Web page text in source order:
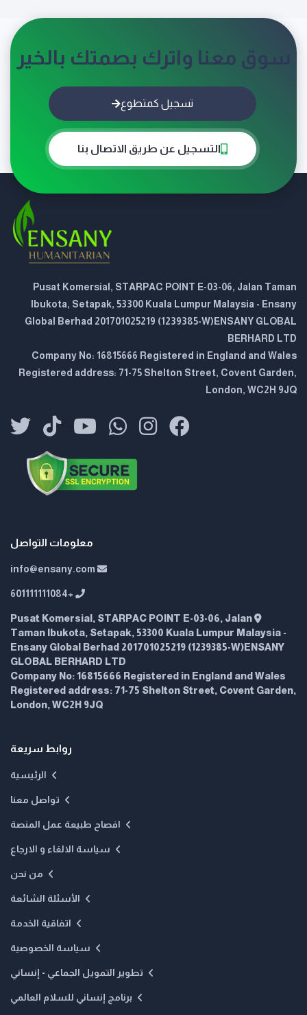
سوق معنا واترك بصمتك بالخير
تسجيل كمتطوع
التسجيل عن طريق الاتصال بنا
Pusat Komersial, STARPAC POINT E-03-06, Jalan Taman
Ibukota, Setapak, 53300 Kuala Lumpur Malaysia - Ensany
Global Berhad 201701025219 (1239385-W)ENSANY GLOBAL
BERHARD LTD
Company No: 16815666 Registered in England and Wales
Registered address: 71-75 Shelton Street, Covent Garden,
London, WC2H 9JQ
معلومات التواصل
info@ensany.com
+601111111084
Pusat Komersial, STARPAC POINT E-03-06, Jalan
Taman Ibukota, Setapak, 53300 Kuala Lumpur Malaysia -
Ensany Global Berhad 201701025219 (1239385-W)ENSANY
GLOBAL BERHARD LTD
Company No: 16815666 Registered in England and Wales
Registered address: 71-75 Shelton Street, Covent Garden,
London, WC2H 9JQ
روابط سريعة
الرئيسية
تواصل معنا
افصاح طبيعة عمل المنصة
سياسة الالغاء و الارجاع
من نحن
الأسئلة الشائعة
اتفاقية الخدمة
سياسة الخصوصية
تطوير التمويل الجماعي - إنساني
برنامج إنساني للسلام العالمي